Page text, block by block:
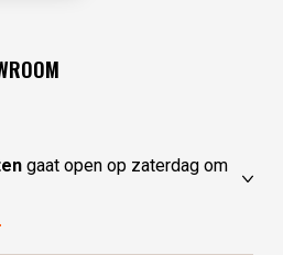
gaat open op zaterdag om